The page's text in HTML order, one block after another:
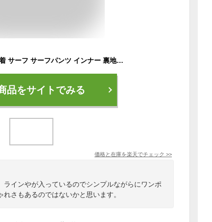
水着 メンズ メンズ水着 サーフ サーフパンツ インナー 裏地付 海パン 海水パンツ 無地 水陸両用 かっこいい 30代 40代 プール S M L 2L 3L 4L 大きいサイズ 送料無料 ns-2596-09
品をサイトでみる
価格と在庫を楽天でチェック >>
ラインやが入っているのでシンプルながらにワンポ
さもあるのではないかと思います。